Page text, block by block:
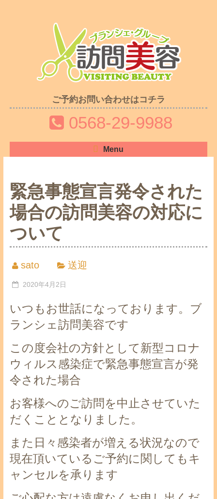
ご予約お問い合わせはコチラ
0568-29-9988
Menu
緊急事態宣言発令された
場合の訪問美容の対応に
ついて
sato 送迎
2020年4月2日
いつもお世話になっております。ブ
ランシェ訪問美容です
この度会社の方針として新型コロナ
ウィルス感染症で緊急事態宣言が発
令された場合
お客様へのご訪問を中止させていた
だくこととなりました。
また日々感染者が増える状況なので
現在頂いているご予約に関してもキ
ャンセルを承ります